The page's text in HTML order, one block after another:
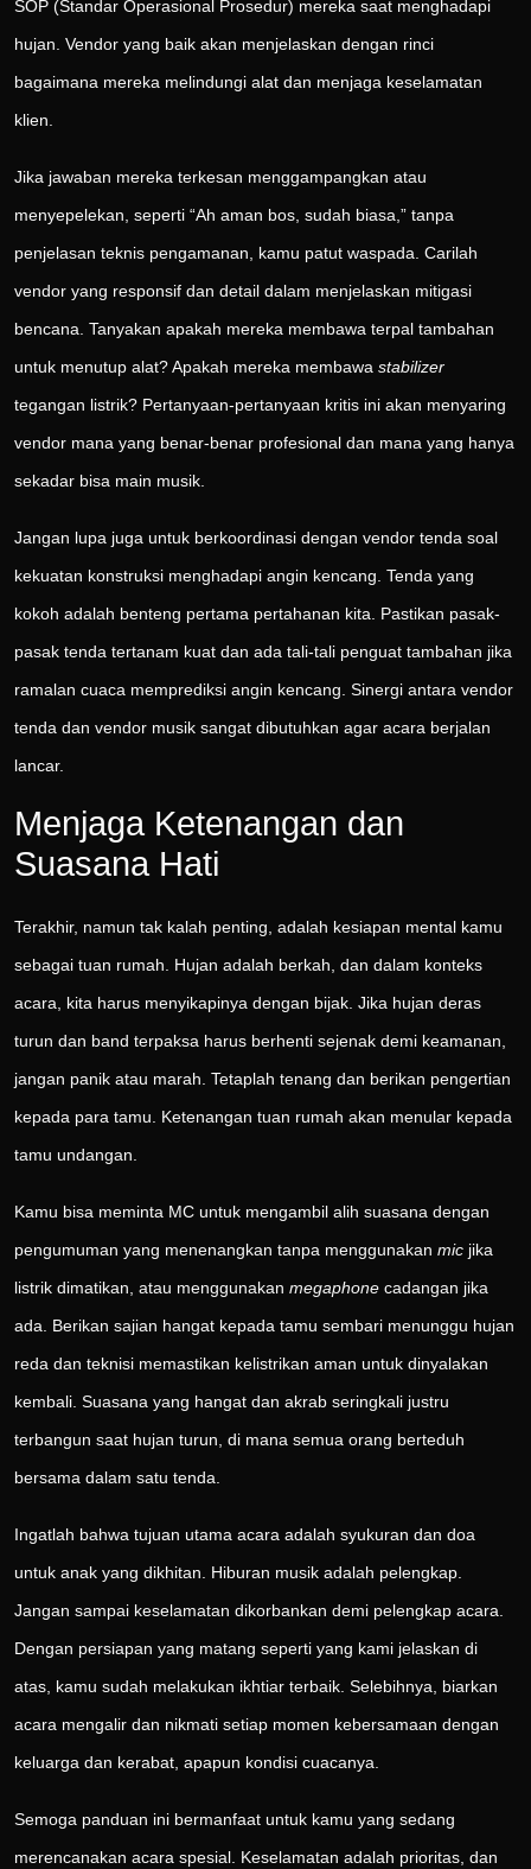
SOP (Standar Operasional Prosedur) mereka saat menghadapi
hujan. Vendor yang baik akan menjelaskan dengan rinci
bagaimana mereka melindungi alat dan menjaga keselamatan
klien.
Jika jawaban mereka terkesan menggampangkan atau
menyepelekan, seperti “Ah aman bos, sudah biasa,” tanpa
penjelasan teknis pengamanan, kamu patut waspada. Carilah
vendor yang responsif dan detail dalam menjelaskan mitigasi
bencana. Tanyakan apakah mereka membawa terpal tambahan
untuk menutup alat? Apakah mereka membawa stabilizer
tegangan listrik? Pertanyaan-pertanyaan kritis ini akan menyaring
vendor mana yang benar-benar profesional dan mana yang hanya
sekadar bisa main musik.
Jangan lupa juga untuk berkoordinasi dengan vendor tenda soal
kekuatan konstruksi menghadapi angin kencang. Tenda yang
kokoh adalah benteng pertama pertahanan kita. Pastikan pasak-
pasak tenda tertanam kuat dan ada tali-tali penguat tambahan jika
ramalan cuaca memprediksi angin kencang. Sinergi antara vendor
tenda dan vendor musik sangat dibutuhkan agar acara berjalan
lancar.
Menjaga Ketenangan dan
Suasana Hati
Terakhir, namun tak kalah penting, adalah kesiapan mental kamu
sebagai tuan rumah. Hujan adalah berkah, dan dalam konteks
acara, kita harus menyikapinya dengan bijak. Jika hujan deras
turun dan band terpaksa harus berhenti sejenak demi keamanan,
jangan panik atau marah. Tetaplah tenang dan berikan pengertian
kepada para tamu. Ketenangan tuan rumah akan menular kepada
tamu undangan.
Kamu bisa meminta MC untuk mengambil alih suasana dengan
pengumuman yang menenangkan tanpa menggunakan mic jika
listrik dimatikan, atau menggunakan megaphone cadangan jika
ada. Berikan sajian hangat kepada tamu sembari menunggu hujan
reda dan teknisi memastikan kelistrikan aman untuk dinyalakan
kembali. Suasana yang hangat dan akrab seringkali justru
terbangun saat hujan turun, di mana semua orang berteduh
bersama dalam satu tenda.
Ingatlah bahwa tujuan utama acara adalah syukuran dan doa
untuk anak yang dikhitan. Hiburan musik adalah pelengkap.
Jangan sampai keselamatan dikorbankan demi pelengkap acara.
Dengan persiapan yang matang seperti yang kami jelaskan di
atas, kamu sudah melakukan ikhtiar terbaik. Selebihnya, biarkan
acara mengalir dan nikmati setiap momen kebersamaan dengan
keluarga dan kerabat, apapun kondisi cuacanya.
Semoga panduan ini bermanfaat untuk kamu yang sedang
merencanakan acara spesial. Keselamatan adalah prioritas, dan